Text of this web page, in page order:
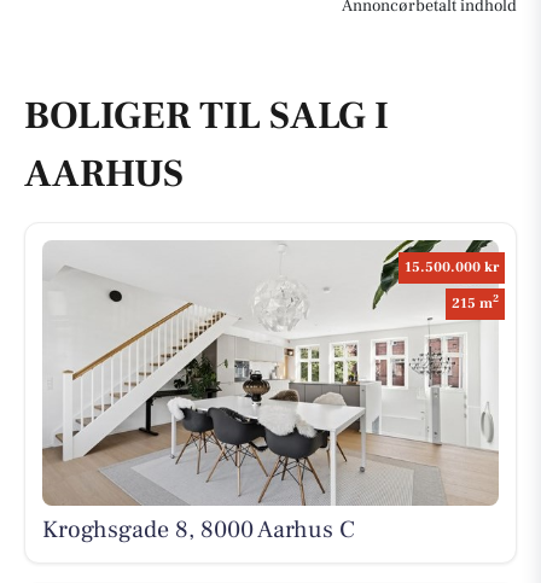
Annoncørbetalt indhold
BOLIGER TIL SALG I
AARHUS
15.500.000 kr
215 m2
Kroghsgade 8, 8000 Aarhus C